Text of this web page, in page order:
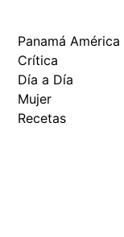
Panamá América
Crítica
Día a Día
Mujer
Recetas